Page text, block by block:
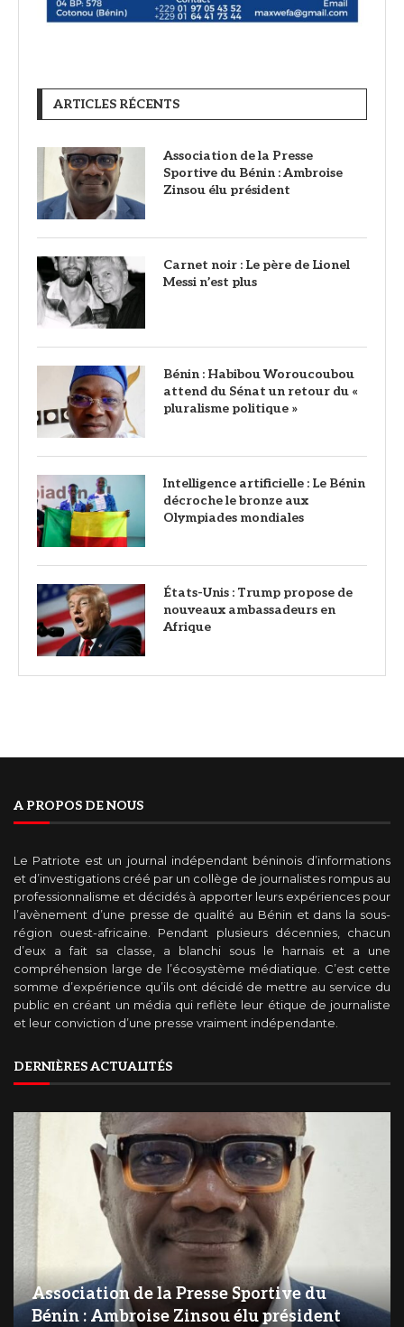
ARTICLES RÉCENTS
Association de la Presse
Sportive du Bénin : Ambroise
Zinsou élu président
Carnet noir : Le père de Lionel
Messi n’est plus
Bénin : Habibou Woroucoubou
attend du Sénat un retour du «
pluralisme politique »
Intelligence artificielle : Le Bénin
décroche le bronze aux
Olympiades mondiales
États-Unis : Trump propose de
nouveaux ambassadeurs en
Afrique
A PROPOS DE NOUS
Le Patriote est un journal indépendant béninois d’informations
et d’investigations créé par un collège de journalistes rompus au
professionnalisme et décidés à apporter leurs expériences pour
l’avènement d’une presse de qualité au Bénin et dans la sous-
région ouest-africaine. Pendant plusieurs décennies, chacun
d’eux a fait sa classe, a blanchi sous le harnais et a une
compréhension large de l’écosystème médiatique. C’est cette
somme d’expérience qu’ils ont décidé de mettre au service du
public en créant un média qui reflète leur étique de journaliste
et leur conviction d’une presse vraiment indépendante.
DERNIÈRES ACTUALITÉS
Association de la Presse Sportive du
Bénin : Ambroise Zinsou élu président